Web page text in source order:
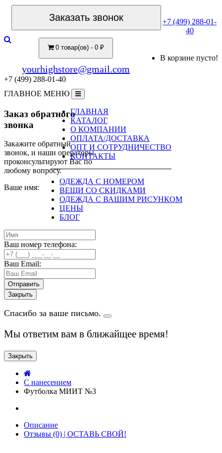
Заказать звонок
+7 (499) 288-01-
40
0 товар(ов) - 0 ₽
В корзине пусто!
yourhighstore@gmail.com
+7 (499) 288-01-40
ГЛАВНОЕ МЕНЮ
ГЛАВНАЯ
КАТАЛОГ
О КОМПАНИИ
ОПЛАТА/ДОСТАВКА
ОПТ И СОТРУДНИЧЕСТВО
КОНТАКТЫ
ОДЕЖДА С НОМЕРОМ
ВЕЩИ СО СКИДКАМИ
ОДЕЖДА С ВАШИМ РИСУНКОМ
ЦЕНЫ
БЛОГ
Заказ обратного
звонка
Закажите обратный
звонок, и наши операторы
проконсультируют Вас по
любому вопросу.
Ваше имя:
Ваш номер телефона:
Ваш Email:
Закрыть
Спасибо за ваше письмо.
Мы ответим вам в ближайщее время!
Закрыть
C нанесением
Футболка МИИТ №3
Описание
Отзывы (0) | ОСТАВЬ СВОЙ!